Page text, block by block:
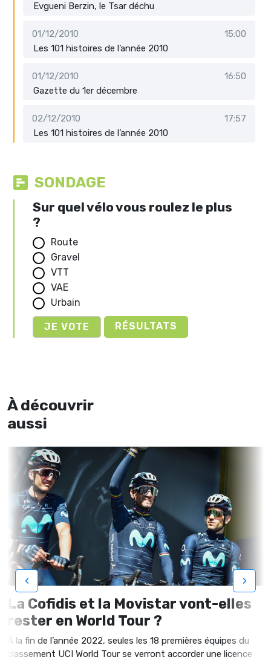
Evgueni Berzin, le Tsar déchu
01/12/2010
15:00
Les 101 histoires de l’année 2010
01/12/2010
16:50
Gazette du 1er décembre
02/12/2010
17:57
Les 101 histoires de l’année 2010
SONDAGE
Sur quel vélo vous roulez le plus
?
Route
Gravel
VTT
VAE
Urbain
RÉSULTATS
À découvrir
aussi
La Cofidis et la Movistar vont-elles
rester en World Tour ?
À la fin de l’année 2022, seules les 18 premières équipes du
classement UCI World Tour se verront accorder une licence
‹ ›